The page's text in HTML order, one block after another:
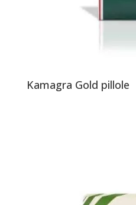
Kamagra Gold pillole